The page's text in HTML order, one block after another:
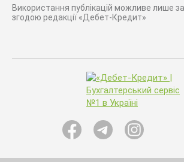
Використання публікацій можливе лише
згодою редакції «Дебет-Кредит»